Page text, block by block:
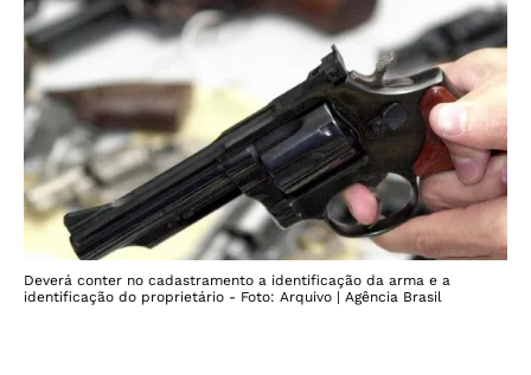
Deverá conter no cadastramento a identificação da arma e a
identificação do proprietário - Foto: Arquivo | Agência Brasil